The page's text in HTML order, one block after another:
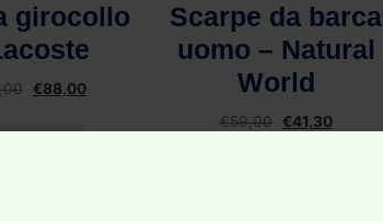
girocollo
€88,00
Scarpe da barca
uomo – Natural
World
€59,00 €41,30